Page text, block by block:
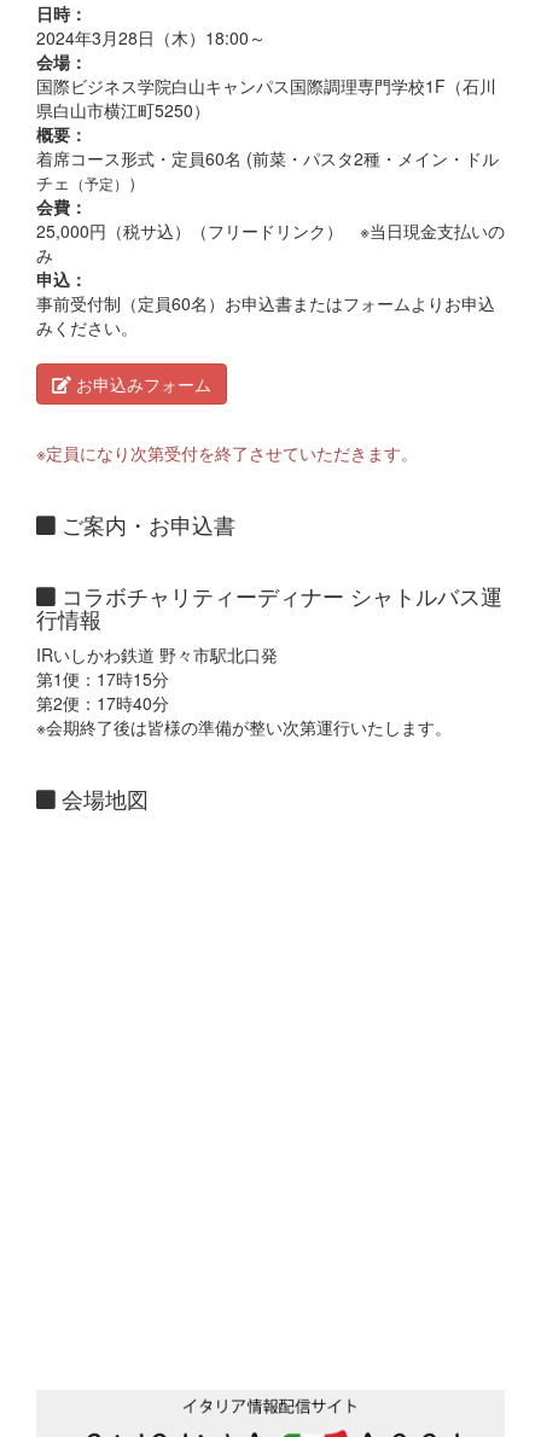
日時：
2024年3月28日（木）18:00～
会場：
国際ビジネス学院白山キャンパス国際調理専門学校1F（石川
県白山市横江町5250）
概要：
着席コース形式・定員60名 (前菜・パスタ2種・メイン・ドル
チェ （予定） ）
会費：
25,000円（税サ込）（フリードリンク） ※当日現金支払いの
み
申込：
事前受付制（定員60名）お申込書またはフォームよりお申込
みください。
お申込みフォーム
※定員になり次第受付を終了させていただきます。
ご案内・お申込書
コラボチャリティーディナー シャトルバス運
行情報
IRいしかわ鉄道 野々市駅北口発
第1便：17時15分
第2便：17時40分
※会期終了後は皆様の準備が整い次第運行いたします。
会場地図